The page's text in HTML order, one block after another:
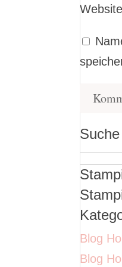
Website
Suche
Suchen
nach:
Blog
Blog